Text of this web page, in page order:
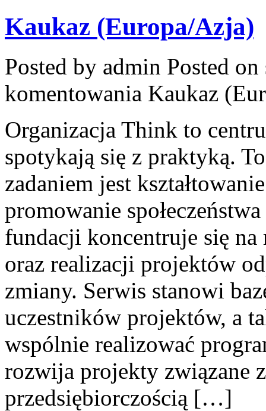
Kaukaz (Europa/Azja)
Posted by admin Posted
komentowania Kaukaz
Organizacja Think to
spotykają się z praktyką.
zadaniem jest
promowanie
fundacji koncentruje się
oraz realizacji projektów
zmiany. Serwis stanowi
uczestników projektów, a
wspólnie realizować
rozwija projekty związane
przedsiębiorczością […]